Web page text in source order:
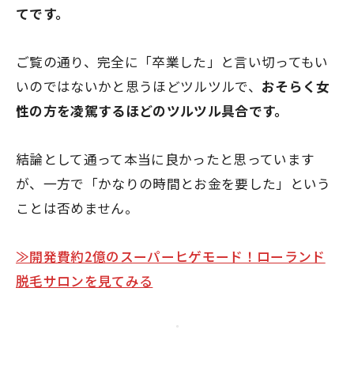
てです。
ご覧の通り、完全に「卒業した」と言い切ってもい
いのではないかと思うほどツルツルで、 おそらく女
性の方を凌駕するほどのツルツル具合です。
結論として通って本当に良かったと思っています
が、一方で「かなりの時間とお金を要した」という
ことは否めません。
≫開発費約2億のスーパーヒゲモード！ローランド
脱毛サロンを見てみる